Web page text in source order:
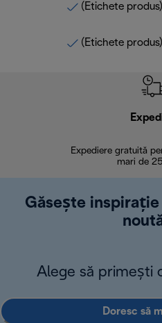
(Etichete
(Etichete
Expediere gratuită
mari de
Găsește
Alege să primești
Doresc să